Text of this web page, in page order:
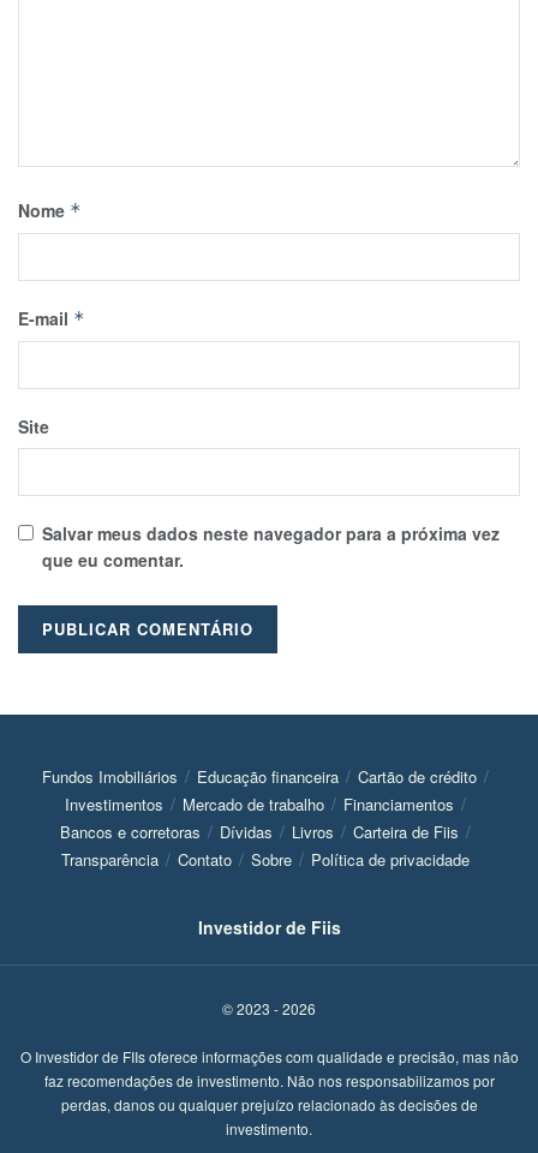
Nome *
E-mail *
Site
Salvar meus dados neste navegador para a próxima vez
que eu comentar.
Fundos Imobiliários Educação financeira
Cartão de crédito
Investimentos
Mercado de trabalho
Financiamentos
Bancos e corretoras
Dívidas Livros
Carteira de Fiis
Transparência
Contato Sobre Política de privacidade
Investidor de Fiis
© 2023 - 2026
O Investidor de FIIs oferece informações com qualidade e precisão, mas não
faz recomendações de investimento. Não nos responsabilizamos por
perdas, danos ou qualquer prejuízo relacionado às decisões de
investimento.